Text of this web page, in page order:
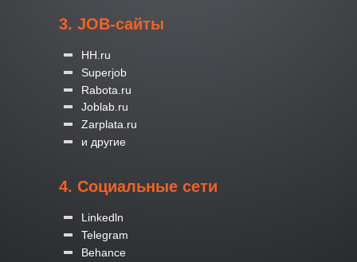
3. JOB-сайты
HH.ru
Superjob
Rabota.ru
Joblab.ru
Zarplata.ru
и другие
4. Социальные сети
Linkedln
Telegram
Behance